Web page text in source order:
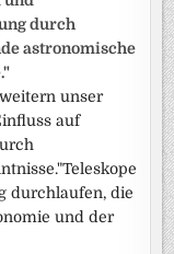
durch
astronomische
unser
auf
durchlaufen, die
und der